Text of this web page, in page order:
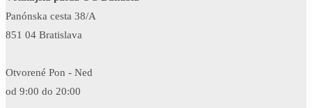
Panónska cesta 38/A
851 04 Bratislava
Otvorené Pon - Ned
od 9:00 do 20:00